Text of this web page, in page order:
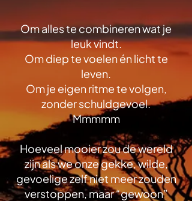
Om alles te combineren wat je
leuk vindt.
Om diep te voelen én licht te
leven.
Om je eigen ritme te volgen,
zonder schuldgevoel.
Mmmmm
Hoeveel mooier zou de wereld
zijn als we onze gekke, wilde,
gevoelige zelf niet meer zouden
verstoppen, maar “gewoon”